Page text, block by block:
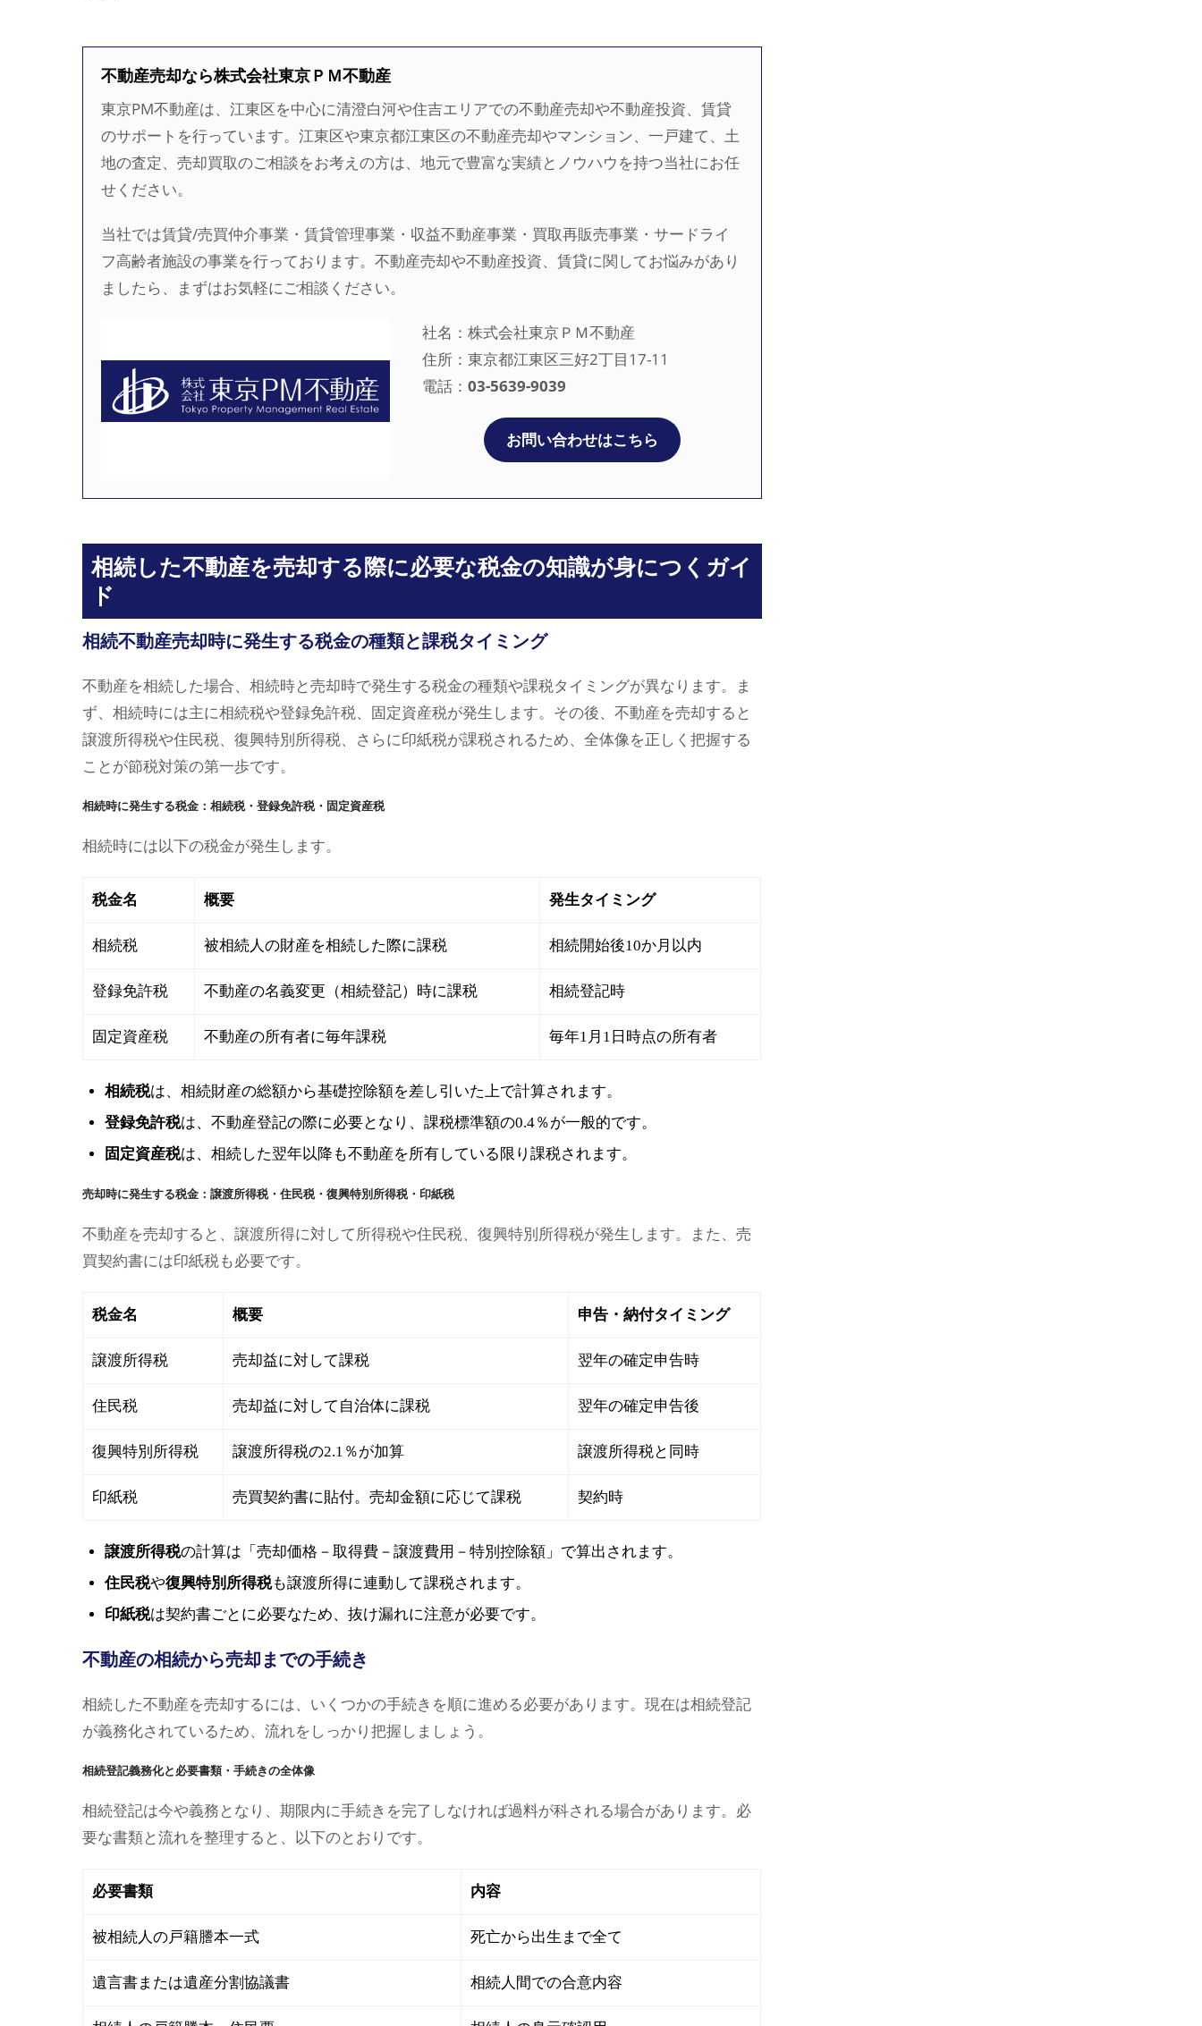
不動産売却なら株式会社東京ＰＭ不動産
東京PM不動産は、江東区を中心に清澄白河や住吉エリアでの不動産売却や不動産投資、賃貸
のサポートを行っています。江東区や東京都江東区の不動産売却やマンション、一戸建て、土
地の査定、売却買取のご相談をお考えの方は、地元で豊富な実績とノウハウを持つ当社にお任
せください。
当社では賃貸/売買仲介事業・賃貸管理事業・収益不動産事業・買取再販売事業・サードライ
フ高齢者施設の事業を行っております。不動産売却や不動産投資、賃貸に関してお悩みがあり
ましたら、まずはお気軽にご相談ください。
社名：株式会社東京ＰＭ不動産
住所：東京都江東区三好2丁目17-11
電話： 03-5639-9039
お問い合わせはこちら
相続した不動産を売却する際に必要な税金の知識が身につくガイ
ド
相続不動産売却時に発生する税金の種類と課税タイミング
不動産を相続した場合、相続時と売却時で発生する税金の種類や課税タイミングが異なります。ま
ず、相続時には主に相続税や登録免許税、固定資産税が発生します。その後、不動産を売却すると
譲渡所得税や住民税、復興特別所得税、さらに印紙税が課税されるため、全体像を正しく把握する
ことが節税対策の第一歩です。
相続時に発生する税金：相続税・登録免許税・固定資産税
相続時には以下の税金が発生します。
税金名 概要 発生タイミング
相続税 被相続人の財産を相続した際に課税 相続開始後10か月以内
登録免許税 不動産の名義変更（相続登記）時に課税 相続登記時
固定資産税 不動産の所有者に毎年課税 毎年1月1日時点の所有者
相続税は、相続財産の総額から基礎控除額を差し引いた上で計算されます。
登録免許税は、不動産登記の際に必要となり、課税標準額の0.4％が一般的です。
固定資産税は、相続した翌年以降も不動産を所有している限り課税されます。
売却時に発生する税金：譲渡所得税・住民税・復興特別所得税・印紙税
不動産を売却すると、譲渡所得に対して所得税や住民税、復興特別所得税が発生します。また、売
買契約書には印紙税も必要です。
税金名 概要 申告・納付タイミング
譲渡所得税 売却益に対して課税 翌年の確定申告時
住民税 売却益に対して自治体に課税 翌年の確定申告後
復興特別所得税 譲渡所得税の2.1％が加算 譲渡所得税と同時
印紙税 売買契約書に貼付。売却金額に応じて課税 契約時
譲渡所得税の計算は「売却価格－取得費－譲渡費用－特別控除額」で算出されます。
住民税や復興特別所得税も譲渡所得に連動して課税されます。
印紙税は契約書ごとに必要なため、抜け漏れに注意が必要です。
不動産の相続から売却までの手続き
相続した不動産を売却するには、いくつかの手続きを順に進める必要があります。現在は相続登記
が義務化されているため、流れをしっかり把握しましょう。
相続登記義務化と必要書類・手続きの全体像
相続登記は今や義務となり、期限内に手続きを完了しなければ過料が科される場合があります。必
要な書類と流れを整理すると、以下のとおりです。
必要書類 内容
被相続人の戸籍謄本一式 死亡から出生まで全て
遺言書または遺産分割協議書 相続人間での合意内容